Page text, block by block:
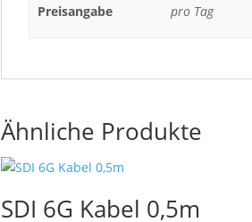
Preisangabe pro Tag
Ähnliche Produkte
SDI 6G Kabel 0,5m